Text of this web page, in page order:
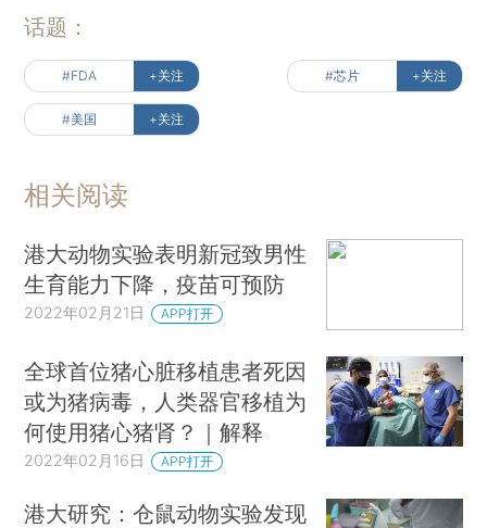
话题：
#FDA +关注 #芯片 +关注
#美国 +关注
相关阅读
港大动物实验表明新冠致男性
生育能力下降，疫苗可预防
2022年02月21日 APP打开
全球首位猪心脏移植患者死因
或为猪病毒，人类器官移植为
何使用猪心猪肾？｜解释
2022年02月16日 APP打开
港大研究：仓鼠动物实验发现